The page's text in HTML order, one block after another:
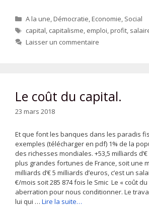
Catégories
A la une,Démocratie,Economie, Social
Étiquettes
capital, capitalisme, emploi,profit,
Laisser un commentaire
Le coût du capital.
23 mars 2018
Et que font les banques dans les paradis
exemples (télécharger en pdf) 1% de la
des richesses mondiales. +53,5 milliards
plus grandes fortunes de France, soit une
milliards d’€ 5 milliards d’euros, c’est un
€/mois soit 285 874 fois le Smic Le « coût
aberration pour nous conditionner. Le
lui qui … Lire la suite…